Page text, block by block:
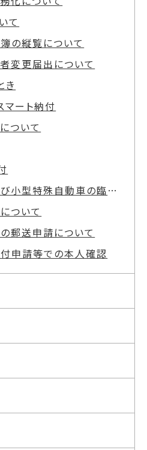
て
の縦覧について
変更届出について
き
マート納付
ついて
車の臨時運行用標識の交付について
ついて
郵送申請について
申請等での本人確認